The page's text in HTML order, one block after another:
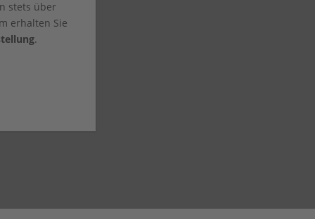
stets über
erhalten Sie
.